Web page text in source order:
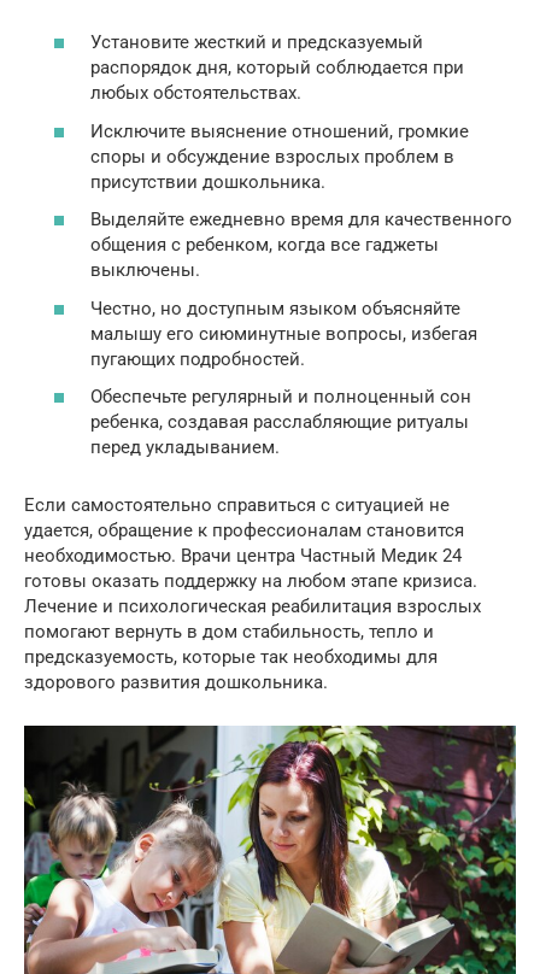
Установите жесткий и предсказуемый
распорядок дня, который соблюдается при
любых обстоятельствах.
Исключите выяснение отношений, громкие
споры и обсуждение взрослых проблем в
присутствии дошкольника.
Выделяйте ежедневно время для качественного
общения с ребенком, когда все гаджеты
выключены.
Честно, но доступным языком объясняйте
малышу его сиюминутные вопросы, избегая
пугающих подробностей.
Обеспечьте регулярный и полноценный сон
ребенка, создавая расслабляющие ритуалы
перед укладыванием.
Если самостоятельно справиться с ситуацией не
удается, обращение к профессионалам становится
необходимостью. Врачи центра Частный Медик 24
готовы оказать поддержку на любом этапе кризиса.
Лечение и психологическая реабилитация взрослых
помогают вернуть в дом стабильность, тепло и
предсказуемость, которые так необходимы для
здорового развития дошкольника.